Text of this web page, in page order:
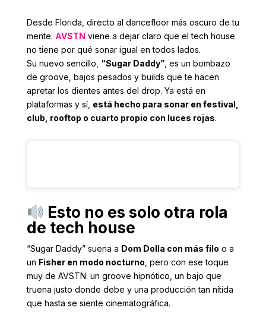
Desde Florida, directo al dancefloor más oscuro de tu
mente: AVSTN viene a dejar claro que el tech house
no tiene por qué sonar igual en todos lados.
Su nuevo sencillo, “Sugar Daddy”, es un bombazo
de groove, bajos pesados y builds que te hacen
apretar los dientes antes del drop. Ya está en
plataformas y sí, está hecho para sonar en festival,
club, rooftop o cuarto propio con luces rojas.
Esto no es solo otra rola
de tech house
“Sugar Daddy” suena a Dom Dolla con más filo o a
un Fisher en modo nocturno, pero con ese toque
muy de AVSTN: un groove hipnótico, un bajo que
truena justo donde debe y una producción tan nítida
que hasta se siente cinematográfica.